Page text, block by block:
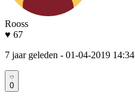
Rooss
♥ 67
7 jaar geleden - 01-04-2019 14:34
0